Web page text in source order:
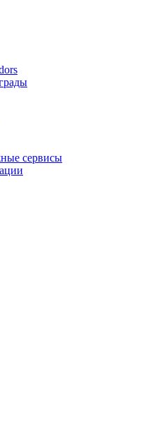
сервисы